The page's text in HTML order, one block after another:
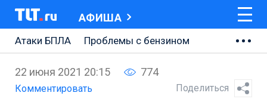
АФИША
Атаки БПЛА
Проблемы с бензином
Ремонт Центральной площади
22 июня 2021 20:15 774
Комментировать Поделиться